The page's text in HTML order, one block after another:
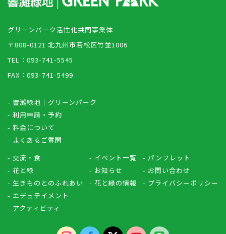
グリーンパーク活性化共同事業体
〒808-0121 北九州市若松区竹並1006
TEL：093-741-5545
FAX：093-741-5499
- 響灘緑地｜グリーンパーク
- 利用申請・予約
- 料金について
- よくあるご質問
- 交流・食
- 花と緑
- 生きものとのふれあい
- エデュテイメント
- アクティビティ
- イベント一覧
- お知らせ
- 花と緑の情報
- パンフレット
- お問い合わせ
- プライバシーポリシー